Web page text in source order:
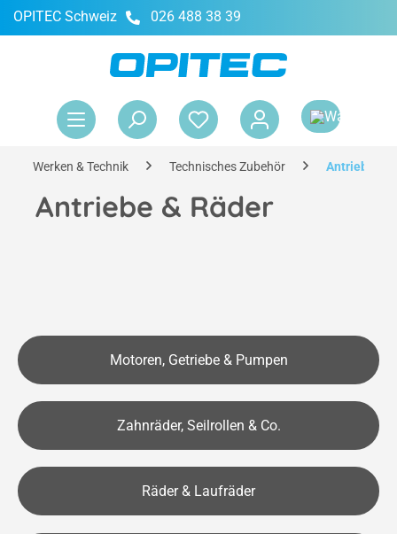
springen
OPITEC Schweiz 026 488 38 39
Werken & Technik Technisches Zubehör Antriebe &
Antriebe & Räder
Motoren, Getriebe & Pumpen
Zahnräder, Seilrollen & Co.
Räder & Laufräder